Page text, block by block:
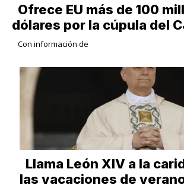
Ofrece EU más de 100
dólares por la cúpula del
Con información de
Llama León XIV a la
las vacaciones de